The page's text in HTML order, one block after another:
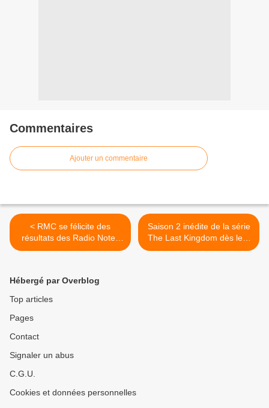
Commentaires
Ajouter un commentaire
< RMC se félicite des
résultats des Radio Notes
organisés par Pure médias.
Saison 2 inédite de la série
The Last Kingdom dès le 3
janvier sur Numéro 23. >
Hébergé par Overblog
Top articles
Pages
Contact
Signaler un abus
C.G.U.
Cookies et données personnelles